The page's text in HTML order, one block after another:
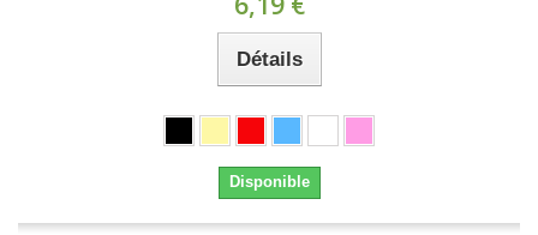
Détails
Disponible